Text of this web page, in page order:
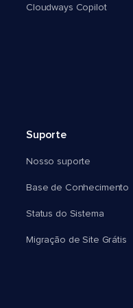
Cloudways Copilot
Suporte
Nosso suporte
Base de Conhecimento
Status do Sistema
Migração de Site Grátis